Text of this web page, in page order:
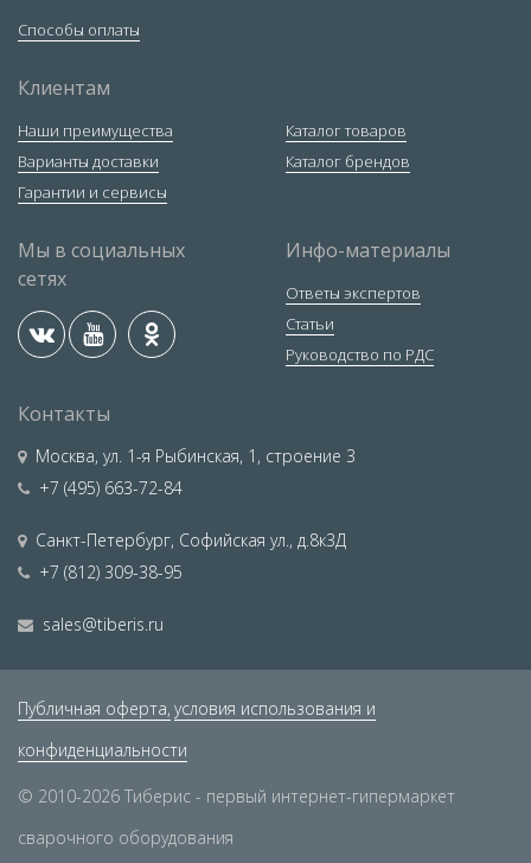
Способы оплаты
Клиентам
Наши преимущества
Варианты доставки
Гарантии и сервисы
Каталог товаров
Каталог брендов
Мы в социальных
сетях
Инфо-материалы
Ответы экспертов
Статьи
Руководство по РДС
Контакты
Москва, ул. 1-я Рыбинская, 1, строение 3
+7 (495) 663-72-84
Санкт-Петербург, Софийская ул., д.8к3Д
+7 (812) 309-38-95
sales@tiberis.ru
Публичная оферта, условия использования и
конфиденциальности
© 2010-2026 Тиберис - первый интернет-гипермаркет
сварочного оборудования